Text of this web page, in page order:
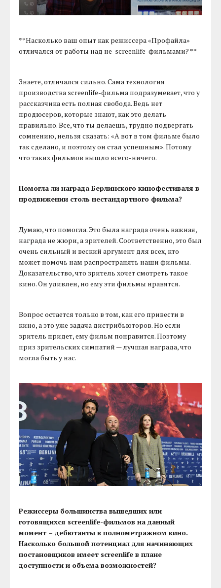
**Насколько ваш опыт как режиссера «Профайла»
отличался от работы над не-screenlife-фильмами? **
Знаете, отличался сильно. Сама технология
производства screenlife-фильма подразумевает, что у
рассказчика есть полная свобода. Ведь нет
продюсеров, которые знают, как это делать
правильно. Все, что ты делаешь, трудно подвергать
сомнению, нельзя сказать: «А вот в том фильме было
так сделано, и поэтому он стал успешным». Потому
что таких фильмов вышло всего-ничего.
Помогла ли награда Берлинского кинофестиваля в
продвижении столь нестандартного фильма?
Думаю, что помогла. Это была награда очень важная,
награда не жюри, а зрителей. Соответственно, это был
очень сильный и веский аргумент для всех, кто
может помочь нам распространять наши фильмы.
Доказательство, что зритель хочет смотреть такое
кино. Он удивлен, но ему эти фильмы нравятся.
Вопрос остается только в том, как его привести в
кино, а это уже задача дистрибьюторов. Но если
зритель придет, ему фильм понравится. Поэтому
приз зрительских симпатий — лучшая награда, что
могла быть у нас.
Режиссеры большинства вышедших или
готовящихся screenlife-фильмов на данный
момент – дебютанты в полнометражном кино.
Насколько большой потенциал для начинающих
постановщиков имеет screenlife в плане
доступности и объема возможностей?